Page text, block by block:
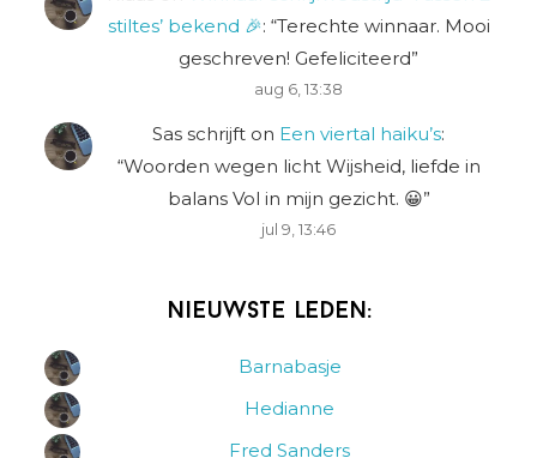
stiltes’ bekend 🎉: “Terechte winnaar. Mooi
geschreven! Gefeliciteerd”
aug 6, 13:38
Sas schrijft on Een viertal haiku’s:
“Woorden wegen licht Wijsheid, liefde in
balans Vol in mijn gezicht. 😀”
jul 9, 13:46
Nieuwste leden:
Barnabasje
Hedianne
Fred Sanders